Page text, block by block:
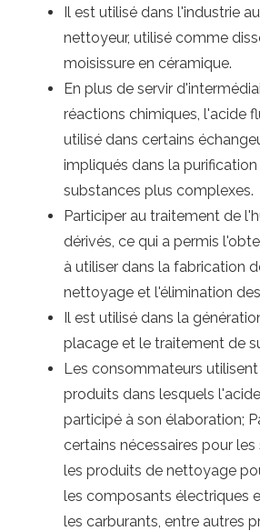
Il est utilisé dans l'industrie
nettoyeur, utilisé comme
moisissure en céramique.
En plus de servir
réactions chimiques, l'acide
utilisé dans certains
impliqués dans la
substances plus complexes.
Participer au traitement de
dérivés, ce qui a permis
à utiliser dans la fabrication
nettoyage et l'élimination
Il est utilisé dans la
placage et le traitement de
Les consommateurs
produits dans lesquels
participé à son élaboration;
certains nécessaires pour les
les produits de nettoyage
les composants électriques
les carburants, entre autres